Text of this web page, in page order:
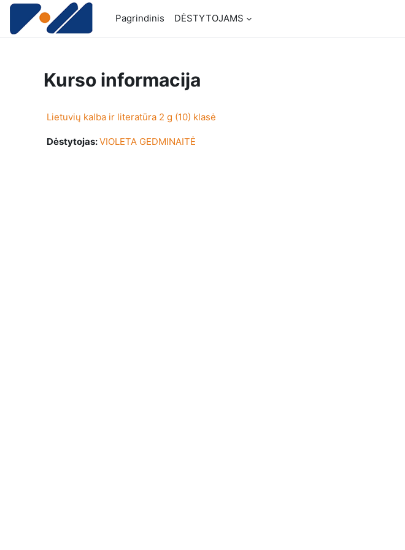
Pereiti į pagrindinį turinį
Pagrindinis
DĖSTYTOJAMS
Kurso informacija
Lietuvių kalba ir literatūra 2 g (10) klasė
Dėstytojas:VIOLETA GEDMINAITĖ